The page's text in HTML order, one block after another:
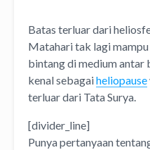
Batas terluar dari
Matahari tak lagi
bintang di medium antar
kenal sebagaiheliopause
terluar dari Tata Surya.
[divider_line]
Punya pertanyaan